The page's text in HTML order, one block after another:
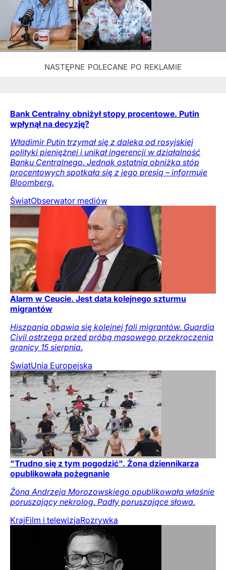
Bank Centralny obniżył stopy procentowe. Putin
wpłynął na decyzję?
Władimir Putin trzymał się z daleka od rosyjskiej
polityki pieniężnej i unikał ingerencji w działalność
Banku Centralnego. Jednak ostatnia obniżka stóp
procentowych spotkała się z jego presją – informuje
Bloomberg.
ŚwiatObserwator mediów
Alarm w Ceucie. Jest data kolejnego szturmu
migrantów
Hiszpania obawia się kolejnej fali migrantów. Guardia
Civil ostrzega przed próbą masowego przekroczenia
granicy 15 sierpnia.
ŚwiatUnia Europejska
"Trudno się z tym pogodzić". Żona dziennikarza
opublikowała pożegnanie
Żona Andrzeja Morozowskiego opublikowała właśnie
poruszający nekrolog. Padły poruszające słowa.
KrajFilm i telewizjaRozrywka